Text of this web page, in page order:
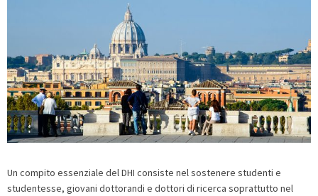
Un compito essenziale del DHI consiste nel sostenere studenti e
studentesse, giovani dottorandi e dottori di ricerca soprattutto nel